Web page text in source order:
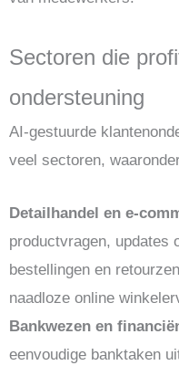
Sectoren die
ondersteuning
AI-gestuurde
veel sectoren,
Detailhandel en e-
productvragen, updates
bestellingen en
naadloze online
Bankwezen en
eenvoudige banktaken